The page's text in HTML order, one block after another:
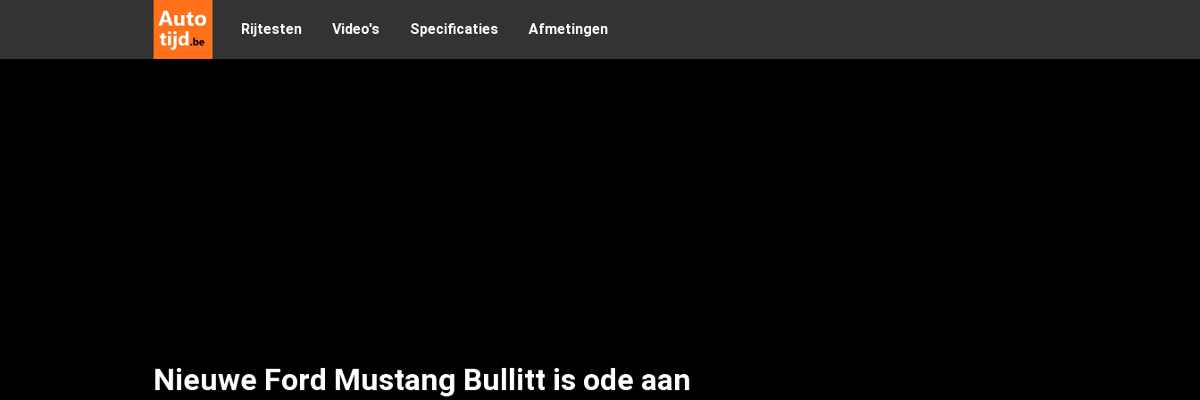
Rijtesten Video's Specificaties Afmetingen
Nieuwe Ford Mustang Bullitt is ode aan